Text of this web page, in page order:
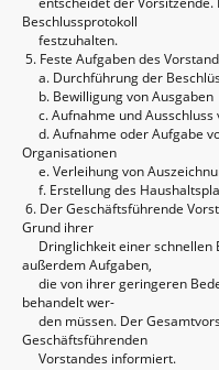
Beschlussprotokoll
festzuhalten.
5. Feste Aufgaben des
a. Durchführung der
b. Bewilligung von Ausgaben
c. Aufnahme und Ausschluss
d. Aufnahme oder Aufgabe
Organisationen
e. Verleihung von
f. Erstellung des
6. Der Geschäftsführende
Grund ihrer
Dringlichkeit einer schnellen
außerdem Aufgaben,
die von ihrer geringeren
behandelt wer-
den müssen. Der
Geschäftsführenden
Vorstandes informiert.